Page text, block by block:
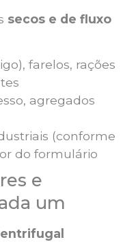
secos e de fluxo
farelos, rações
agregados
(conforme
do formulário
e
um